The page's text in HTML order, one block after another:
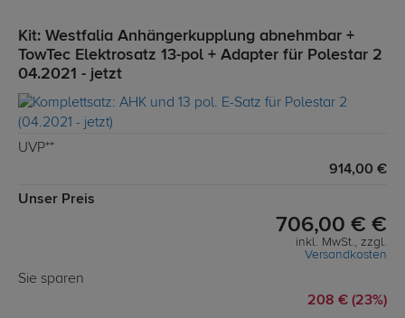
Kit: Westfalia Anhängerkupplung abnehmbar +
TowTec Elektrosatz 13-pol + Adapter für Polestar 2
04.2021 - jetzt
UVP**
914,00 €
Unser Preis
706,00 € €
inkl. MwSt., zzgl.
Versandkosten
Sie sparen
208 € (23%)